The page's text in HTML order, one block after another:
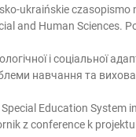
ukraińskie czasopismo
and Human Sciences.
і соціальної
навчання та
Education System
z conference k